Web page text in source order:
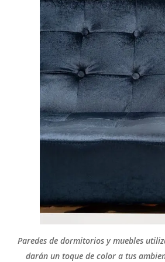
Paredes de dormitorios y muebles
darán un toque de color a tus